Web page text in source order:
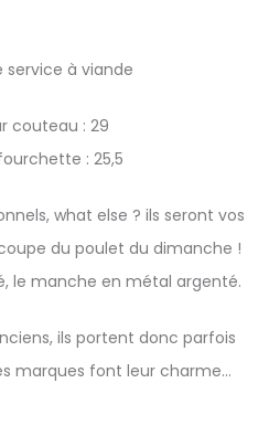
service à viande
couteau : 29
: 25,5
what else ? ils seront vos
du poulet du dimanche !
le manche en métal argenté.
ils portent donc parfois
marques font leur charme…